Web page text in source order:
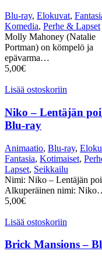
Blu-ray, Elokuvat,
Komedia, Perhe & Lapset
Molly Mahoney (Natalie
Portman) on kömpelö ja
epävarma…
5,00€
Lisää ostoskoriin
Niko – Lentäjän
Blu-ray
Animaatio, Blu-ray,
Fantasia, Kotimaiset,
Lapset, Seikkailu
Nimi: Niko – Lentäjän
Alkuperäinen nimi:
5,00€
Lisää ostoskoriin
Brick Mansions –